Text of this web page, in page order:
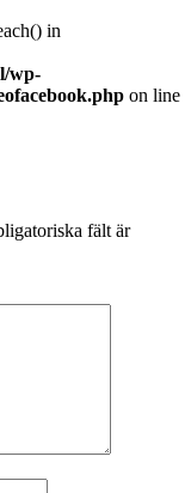
in
wp-
on line
fält är